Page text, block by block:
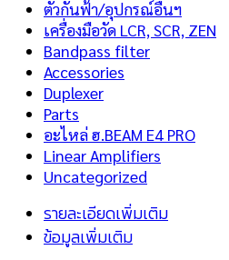
ตัวกันฟ้า/อุปกรณ์อื่นฯ
เครื่องมือวัด LCR, SCR, ZEN
Bandpass filter
Accessories
Duplexer
Parts
อะไหล่ ฮ.BEAM E4 PRO
Linear Amplifiers
Uncategorized
รายละเอียดเพิ่มเติม
ข้อมูลเพิ่มเติม